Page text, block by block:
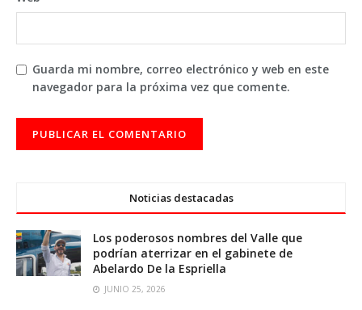
Guarda mi nombre, correo electrónico y web en este
navegador para la próxima vez que comente.
Noticias destacadas
Los poderosos nombres del Valle que
podrían aterrizar en el gabinete de
Abelardo De la Espriella
JUNIO 25, 2026